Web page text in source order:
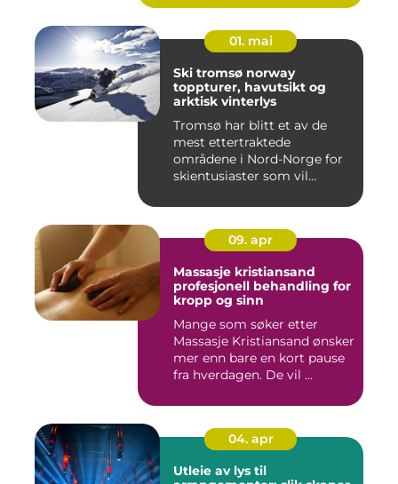
01. mai
Ski tromsø norway
toppturer, havutsikt og
arktisk vinterlys
Tromsø har blitt et av de
mest ettertraktede
områdene i Nord-Norge for
skientusiaster som vil
09. apr
Massasje kristiansand
profesjonell behandling for
kropp og sinn
Mange som søker etter
Massasje Kristiansand ønsker
mer enn bare en kort pause
fra hverdagen. De vil ...
04. apr
Utleie av lys til